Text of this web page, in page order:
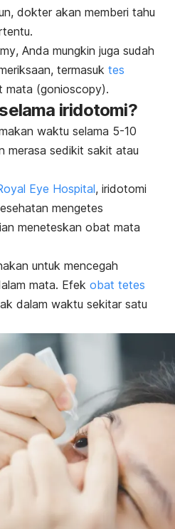
dokter akan memberi tahu
, Anda mungkin juga sudah
termasuk tes
mata (gonioscopy).
iridotomi?
waktu selama 5-10
merasa sedikit sakit atau
Eye Hospital, iridotomi
mengetes
meneteskan obat mata
untuk mencegah
mata. Efek obat tetes
dalam waktu sekitar satu